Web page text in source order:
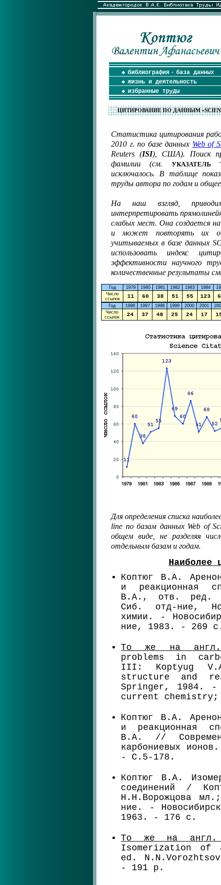
библиография + база данных
жизнь и деятельность
избранные труды
ЦИТИРОВАНИЕ ПО ДАННЫМ
Статистика цитирования
2010 г. по базе данных Web of
Reuters (ISI), США). Поиск
фамилии (см.
УКАЗАТЕЛЬ
исключалось. В таблице
труды автора по годам и
На наш взгляд,
интерпретировать
слабых мест. Она создается
и может повторять их
учитываемых в базе данных
использовать индекс
эффективности научного
количественные результаты
Год 1979 1980 1981 1982 1983 1984
Число
ссылок
11 60 38 51 55 123
Год 1996 1997 1998 1999 2000 2001
Число
ссылок
24 37 48 25 24 17
Для определения списка
line по базам данных Web of
общем виде, не разделяя
отдельным базам и годам.
Наиболее
Коптюг В.А.
и реакционная
В.А., отв. ред.
Сиб. отд-ние,
химии. -
ние, 1983. - 269
То же на
problems in
III: Koptyug
structure and
Springer, 1984.
current
Коптюг В.А.
и реакционная
В.А. //
карбониевых
- С.5-178.
Коптюг В.А.
соединений /
Н.Н.Ворожцова
ние. -
1963. - 176 с.
То же на
Isomerization of
ed.
- 191 p.